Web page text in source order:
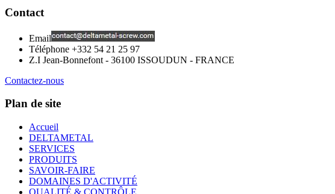
Contact
Email
Téléphone +332 54 21 25 97
Z.I Jean-Bonnefont - 36100 ISSOUDUN - FRANCE
Contactez-nous
Plan de site
Accueil
DELTAMETAL
SERVICES
PRODUITS
SAVOIR-FAIRE
DOMAINES D'ACTIVITÉ